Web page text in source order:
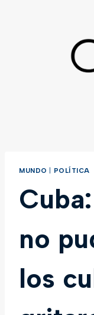
MUNDO POLÍTICA
no
los